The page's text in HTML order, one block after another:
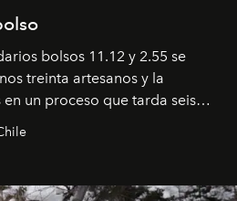
bolsos 11.12 y 2.55 se
treinta artesanos y la
un proceso que tarda seis
en la escuela de formación de